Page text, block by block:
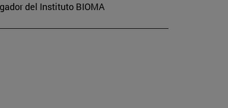
del Instituto BIOMA